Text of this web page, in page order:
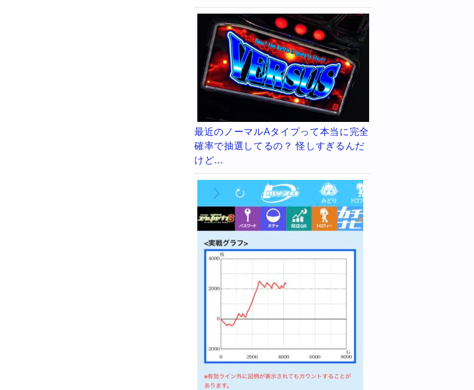
最近のノーマルAタイプって本当に完全
確率で抽選してるの？ 怪しすぎるんだ
けど…